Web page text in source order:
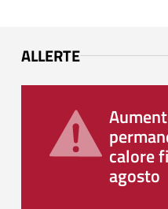
ALLERTE
calore
agosto